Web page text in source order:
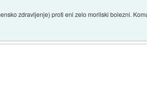
zdravljenje) proti eni zelo morilski bolezni.